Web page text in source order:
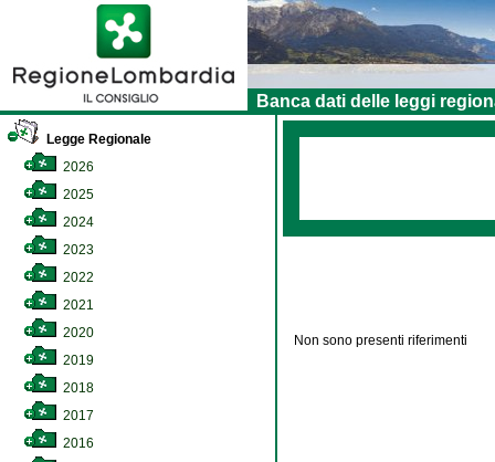
Banca dati delle leggi
Legge Regionale
2026
2025
2024
2023
2022
2021
2020
2019
2018
2017
2016
Non sono presenti riferimenti